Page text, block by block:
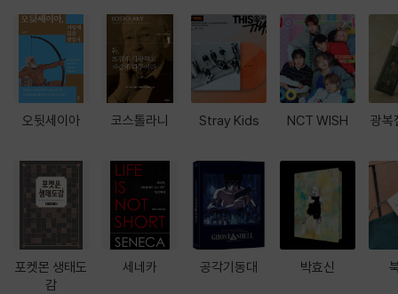
오뒷세이아
포켓몬 생태도
감
코스톨라니
세네카
Stray Kids
공각기동대
NCT WISH
박효신
광복